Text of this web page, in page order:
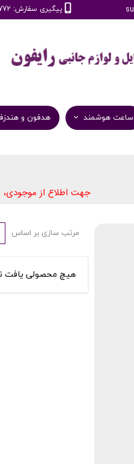
پیگیری سفارش: 09120220772
ساعت هوشمند هدفون و
جهت اطلاع از موجودی،
مرتب سازی بر اساس
هیچ محصولی یافت